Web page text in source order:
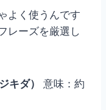
よく使うんです
レーズを厳選し
キダ）
意味：約